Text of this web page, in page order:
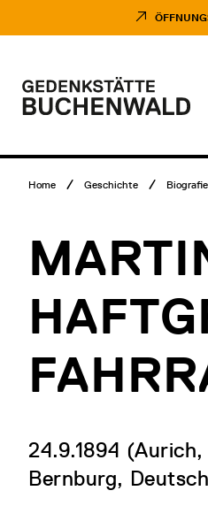
Inhalt
Hauptmenü
Logo
Gedenkstätte
Breadcrumb
Home Geschichte
24.9.1894
Bernburg,